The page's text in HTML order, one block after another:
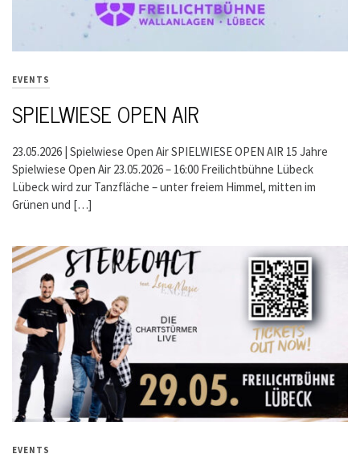
EVENTS
SPIELWIESE OPEN AIR
23.05.2026 | Spielwiese Open Air SPIELWIESE OPEN AIR 15 Jahre
Spielwiese Open Air 23.05.2026 – 16:00 Freilichtbühne Lübeck
Lübeck wird zur Tanzfläche – unter freiem Himmel, mitten im
Grünen und […]
EVENTS